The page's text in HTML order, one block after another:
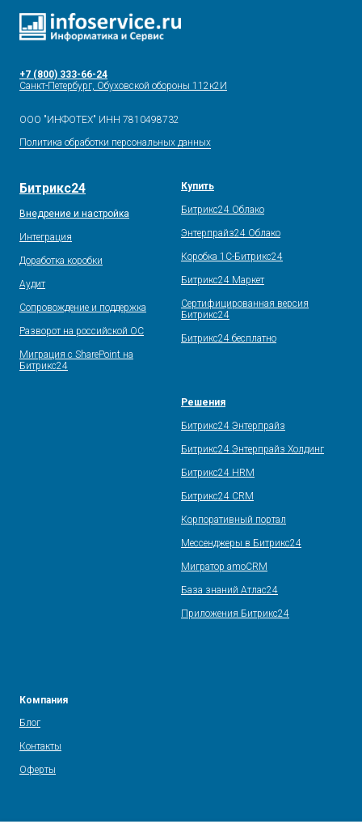
+7 (800) 333-66-24
Санкт-Петербург, Обуховской обороны 112к2И
ООО "ИНФОТЕХ" ИНН 7810498732
Политика обработки персональных данных
Битрикс24
Внедрение и настройка
Интеграция
Доработка коробки
Аудит
Сопровождение и поддержка
Разворот на российской ОС
Миграция с SharePoint на
Битрикс24
Купить
Битрикс24 Облако
Энтерпрайз24 Облако
Коробка 1С-Битрикс24
Битрикс24 Маркет
Сертифицированная версия
Битрикс24
Битрикс24 бесплатно
Решения
Битрикс24 Энтерпрайз
Битрикс24 Энтерпрайз Холдинг
Битрикс24 HRM
Битрикс24 CRM
Корпоративный портал
Мессенджеры в Битрикс24
Мигратор amoCRM
База знаний Атлас24
Приложения Битрикс24
Компания
Блог
Контакты
Оферты